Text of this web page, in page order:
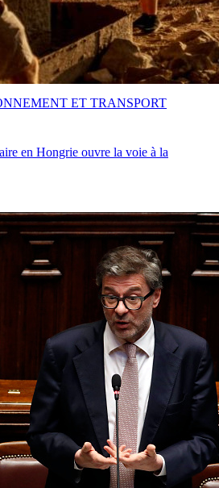
en Hongrie ouvre la voie à la
ET TRANSPORT